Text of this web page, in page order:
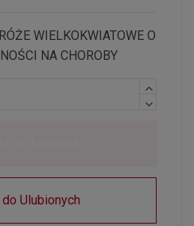
WIELKOKWIATOWE O
NA CHOROBY
Ulubionych